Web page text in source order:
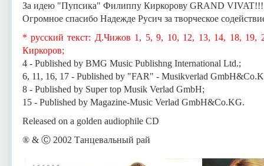
За идею "Пупсика" Филиппу Киркорову GRAND VIVAT!!!
Огромное спасибо Надежде Русич за творческое
* русский текст: Д.Чижов 1, 5, 9, 10, 12, 13, 14, 18,
Киркоров;
4 - Published by BMG Music Publishng International Ltd.;
6, 11, 16, 17 - Published by "FAR" - Musikverlad
8 - Published by Super top Musik Verlad GmbH;
15 - Published by Magazine-Music Verlad GmbH&Co.KG.
Released on a golden audiophile CD
® & Ⓒ 2002 Танцевальный рай